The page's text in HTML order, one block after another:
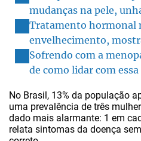
mudanças na pele,
Tratamento hormonal
envelhecimento,
Sofrendo com a
de como lidar com essa
No Brasil, 13% da população
uma prevalência de três
dado mais alarmante: 1 em
relata sintomas da doença